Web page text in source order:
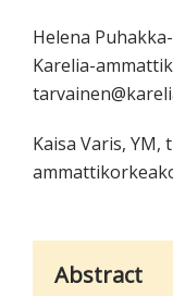
Helena
Karelia-
Kaisa Varis,
Abstract